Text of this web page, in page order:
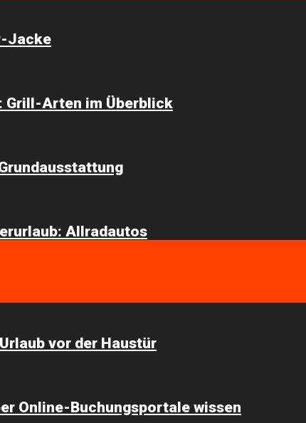
Jacke
Grill-Arten im Überblick
Allradautos
vor der Haustür
Online-Buchungsportale wissen